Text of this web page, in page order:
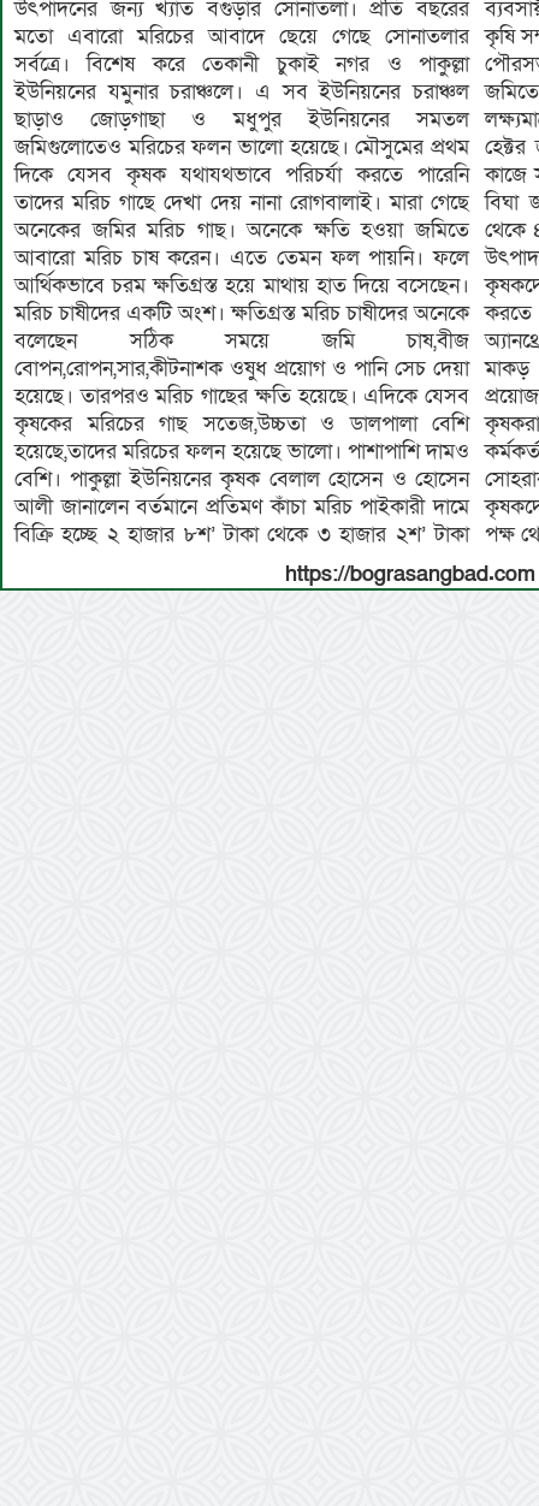
উৎপাদনের জন্য খ্যাত বগুড়ার সোনাতলা। প্রতি বছরের
মতো এবারো মরিচের আবাদে ছেয়ে গেছে সোনাতলার
সর্বত্রে। বিশেষ করে তেকানী চুকাই নগর ও পাকুল্লা
ইউনিয়নের যমুনার চরাঞ্চলে। এ সব ইউনিয়নের চরাঞ্চল
ছাড়াও জোড়গাছা ও মধুপুর ইউনিয়নের সমতল
জমিগুলোতেও মরিচের ফলন ভালো হয়েছে। মৌসুমের প্রথম
দিকে যেসব কৃষক যথাযথভাবে পরিচর্যা করতে পারেনি
তাদের মরিচ গাছে দেখা দেয় নানা রোগবালাই। মারা গেছে
অনেকের জমির মরিচ গাছ। অনেকে ক্ষতি হওয়া জমিতে
আবারো মরিচ চাষ করেন। এতে তেমন ফল পায়নি। ফলে
আর্থিকভাবে চরম ক্ষতিগ্রস্ত হয়ে মাথায় হাত দিয়ে বসেছেন।
মরিচ চাষীদের একটি অংশ। ক্ষতিগ্রস্ত মরিচ চাষীদের অনেকে
বলেছেন সঠিক সময়ে জমি চাষ,বীজ
বোপন,রোপন,সার,কীটনাশক ওষুধ প্রয়োগ ও পানি সেচ দেয়া
হয়েছে। তারপরও মরিচ গাছের ক্ষতি হয়েছে। এদিকে যেসব
কৃষকের মরিচের গাছ সতেজ,উচ্চতা ও ডালপালা বেশি
হয়েছে,তাদের মরিচের ফলন হয়েছে ভালো। পাশাপাশি দামও
বেশি। পাকুল্লা ইউনিয়নের কৃষক বেলাল হোসেন ও হোসেন
আলী জানালেন বর্তমানে প্রতিমণ কাঁচা মরিচ পাইকারী দামে
বিক্রি হচ্ছে ২ হাজার ৮শ’ টাকা থেকে ৩ হাজার ২শ’ টাকা
ব্যবসায়ীরাও এবার কিছুটা হলেও লাভবান হচ্ছেন। উপজেলা
কৃষি সম্প্রসারণ অধিদপ্তর থেকে জানা যায়, এবার সোনাতলায়
পৌরসভা ও সাত ইউনিয়নে ৪,৬১২ জন কৃষকের ৯১৫ হেক্টর
জমিতে স্থানীয় ও হাইব্রিড জাতের মরিচের আবাদ করার
লক্ষ্যমাত্রা ধরা হয়েছে। সেখানে অর্জিত হয়েছে প্রায় ৭শ’
হেক্টর জমি। এর মধ্যে ১৫টি প্রদর্শনী রয়েছে। কৃষকদেরকে
কাজে সহযোগিতা করছেন নারীরাও। আরো জানা গেছে, প্রতি
বিঘা জমিতে মরিচের আবাদ করতে ব্যয় হয় ৩০ হাজার
থেকে ৪০ হাজার টাকা। ফলন ভালো হলে প্রতি বিঘায় মরিচ
উৎপাদন হবে ১৬ মেট্টিক টন থেকে ১৭ মেট্টিক টন।
কৃষকদের তথ্য মতে বিঘা প্রতি জমিতে মরিচের আবাদ
করতে ব্যয় হয় ৪০ হাজার থেকে ৫০ হাজার টাকা। মরিচে
অ্যানথ্রোকনোজ দেখা দেওয়ায় ফল ও কান্ড পচা হয় এবং
মাকড় রোগ হয়। প্রতিকারের জন্য কৃষকদের জমিতে গিয়ে
প্রয়োজনীয় ওষুধ দেয়া ও অন্যান্য পরামর্শ দেয়া হচ্ছে। এতে
কৃষকরা উপকৃত হচ্ছেন। এমনটি জানালেন উপ-সহকারী কৃষি
কর্মকর্তা মোঃ জাকারিয়া। উপজেলা কৃষি কর্মকর্তা কৃষিবিদ
সোহরাব হোসেন বলেছেন, মাঠ পর্যায়ের কৃষি কর্মকর্তারা
কৃষকদেরকে পরামর্শ প্রদান করছেন। সেইসাথে সরকারের
পক্ষ
https://